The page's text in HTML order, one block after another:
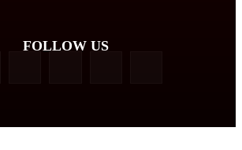
FOLLOW US